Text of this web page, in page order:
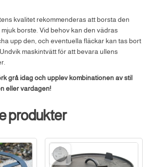
kvalitet rekommenderas att borsta den
borste. Vid behov kan den vädras
upp den, och eventuella fläckar kan tas bort
maskintvätt för att bevara ullens
grå idag och upplev kombinationen av stil
eller vardagen!
produkter